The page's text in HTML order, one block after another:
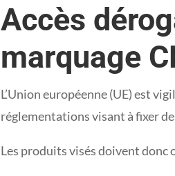
Accès
marquage
L’Union européenne (UE) est
réglementations visant à fixer
Les produits visés doivent donc